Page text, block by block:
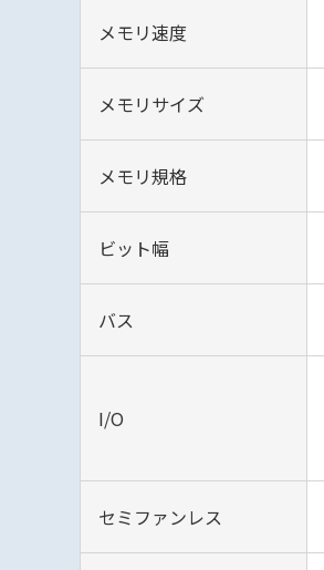
メモリ速度
メモリサイズ
メモリ規格
ビット幅
バス
I/O
セミファンレス